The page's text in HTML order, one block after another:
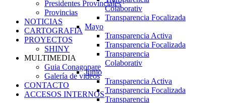
Colaborativ
Transparencia Focalizada
Mayo
Transparencia Activa
Transparencia Focalizada
Transparencia
Colaborativ
Junio
Transparencia Activa
Transparencia Focalizada
Transparencia
Presidentes Provinciales
Provincias
NOTICIAS
CARTOGRAFIA
PROYECTOS
SHINY
MULTIMEDIA
Guia Conagopare
Galería de videos
CONTACTO
ACCESOS INTERNOS